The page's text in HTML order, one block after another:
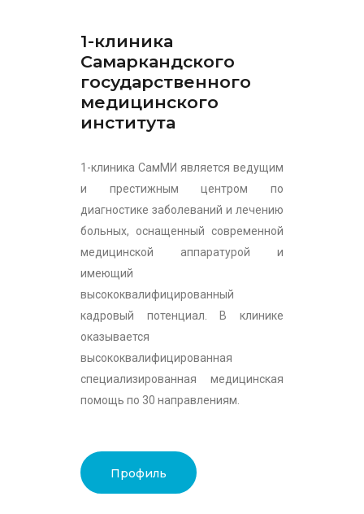
1-клиника
Самаркандского
государственного
медицинского
института
1-клиника СамМИ является ведущим
и престижным центром по
диагностике заболеваний и лечению
больных, оснащенный современной
медицинской аппаратурой и
имеющий
высококвалифицированный
кадровый потенциал. В клинике
оказывается
высококвалифицированная
специализированная медицинская
помощь по 30 направлениям.
Профиль